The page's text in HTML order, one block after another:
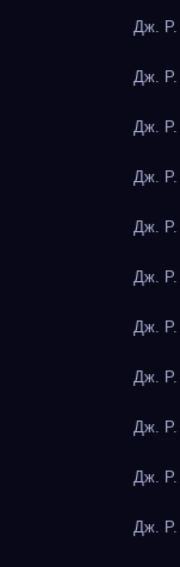
Дж. Р.
Дж. Р.
Дж. Р.
Дж. Р.
Дж. Р.
Дж. Р.
Дж. Р.
Дж. Р.
Дж. Р.
Дж. Р.
Дж. Р.